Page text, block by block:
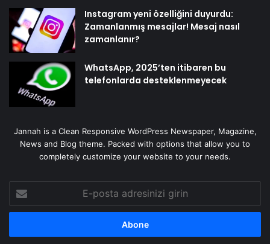
Instagram yeni özelliğini duyurdu:
Zamanlanmış mesajlar! Mesaj nasıl
zamanlanır?
WhatsApp, 2025’ten itibaren bu
telefonlarda desteklenmeyecek
Jannah is a Clean Responsive WordPress Newspaper, Magazine,
News and Blog theme. Packed with options that allow you to
completely customize your website to your needs.
posta
adresinizi